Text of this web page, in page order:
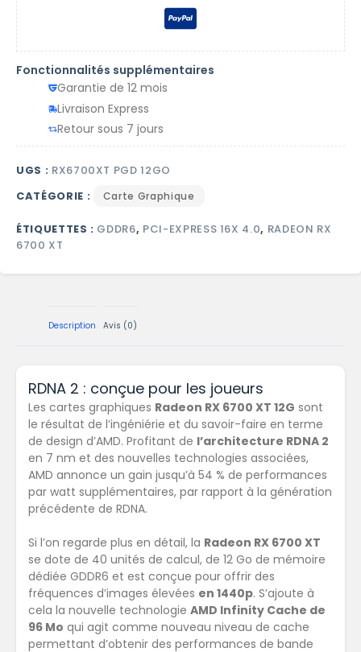
Fonctionnalités supplémentaires
Garantie de 12 mois
Livraison Express
Retour sous 7 jours
UGS : RX6700XT PGD 12GO
CATÉGORIE :
Carte Graphique
ÉTIQUETTES : GDDR6, PCI-EXPRESS 16X 4.0, RADEON RX
6700 XT
Description Avis (0)
RDNA 2 : conçue pour les joueurs
Les cartes graphiques Radeon RX 6700 XT 12G sont
le résultat de l’ingéniérie et du savoir-faire en terme
de design d’AMD. Profitant de l’architecture RDNA 2
en 7 nm et des nouvelles technologies associées,
AMD annonce un gain jusqu’à 54 % de performances
par watt supplémentaires, par rapport à la génération
précédente de RDNA.
Si l’on regarde plus en détail, la Radeon RX 6700 XT
se dote de 40 unités de calcul, de 12 Go de mémoire
dédiée GDDR6 et est conçue pour offrir des
fréquences d’images élevées en 1440p. S’ajoute à
cela la nouvelle technologie AMD Infinity Cache de
96 Mo qui agit comme nouveau niveau de cache
permettant d’obtenir des performances de bande